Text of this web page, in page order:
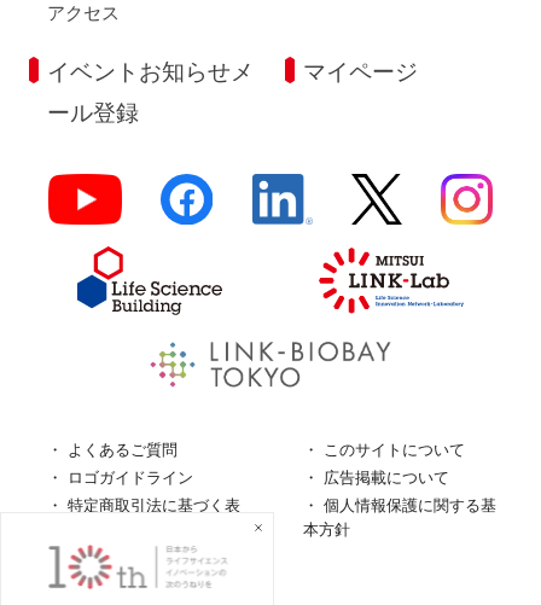
アクセス
イベントお知らせメ
ール登録
マイページ
よくあるご質問
このサイトについて
ロゴガイドライン
広告掲載について
特定商取引法に基づく表
個人情報保護に関する基
本方針
個人情報の取扱について